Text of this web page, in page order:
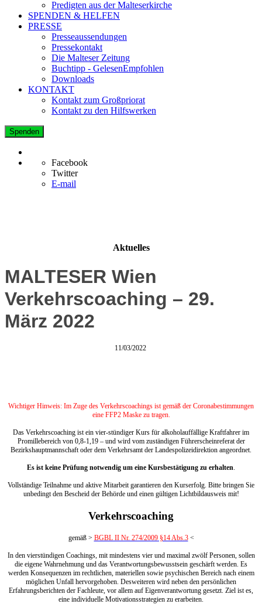
Predigten aus der Malteserkirche
SPENDEN & HELFEN
PRESSE
Presseaussendungen
Pressekontakt
Die Malteser Zeitung
Buchtipp - GelesenEmpfohlen
Downloads
KONTAKT
Kontakt zum Großpriorat
Kontakt zu den Hilfswerken
Spenden
Facebook
Twitter
E-mail
Aktuelles
MALTESER Wien
Verkehrscoaching – 29.
März 2022
11/03/2022
Wichtiger Hinweis: Im Zuge des Verkehrscoachings ist gemäß der Coronabestimmungen
eine FFP2 Maske zu tragen.
Das Verkehrscoaching ist ein vier-stündiger Kurs für alkoholauffällige Kraftfahrer im
Promillebereich von 0,8-1,19 – und wird vom zuständigen Führerscheinreferat der
Bezirkshauptmannschaft oder dem Verkehrsamt der Landespolizeidirektion angeordnet.
Es ist keine Prüfung notwendig um eine Kursbestätigung zu erhalten.
Vollständige Teilnahme und aktive Mitarbeit garantieren den Kurserfolg. Bitte bringen Sie
unbedingt den Bescheid der Behörde und einen gültigen Lichtbildausweis mit!
Verkehrscoaching
gemäß > BGBL II Nr. 274/2009 §14 Abs.3<
In den vierstündigen Coachings, mit mindestens vier und maximal zwölf Personen, sollen
die eigene Wahrnehmung und das Verantwortungsbewusstsein geschärft werden. Es
werden Konsequenzen im rechtlichen, materiellen sowie psychischen Bereich nach einem
möglichen Unfall hervorgehoben. Desweiteren wird neben den persönlichen
Erfahrungsberichten der Fachleute, vor allem auf Eigenverantwortung gesetzt. Ziel ist es,
eine individuelle Motivationsstrategien zu erarbeiten.